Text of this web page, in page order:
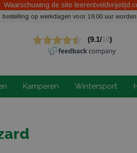
Waarschuwing de site
bestelling op werkdagen voor 16:00 uur
Kamperen Wintersport